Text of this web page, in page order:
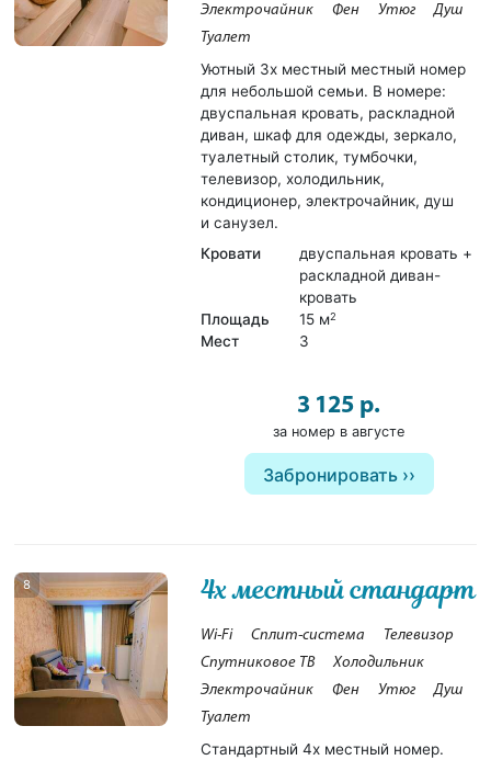
Электрочайник
Фен Утюг
Душ
Туалет
Уютный 3х местный местный номер
для небольшой семьи. В номере:
двуспальная кровать, раскладной
диван, шкаф для одежды, зеркало,
туалетный столик, тумбочки,
телевизор, холодильник,
кондиционер, электрочайник, душ
и санузел.
Кровати
двуспальная кровать +
раскладной диван-
кровать
Площадь
15 м2
Мест 3
3 125 р.
за номер в августе
Забронировать
8 4х местный стандарт
Wi-Fi Сплит-система
Телевизор
Спутниковое ТВ
Холодильник
Электрочайник
Фен Утюг
Душ
Туалет
Стандартный 4х местный номер.